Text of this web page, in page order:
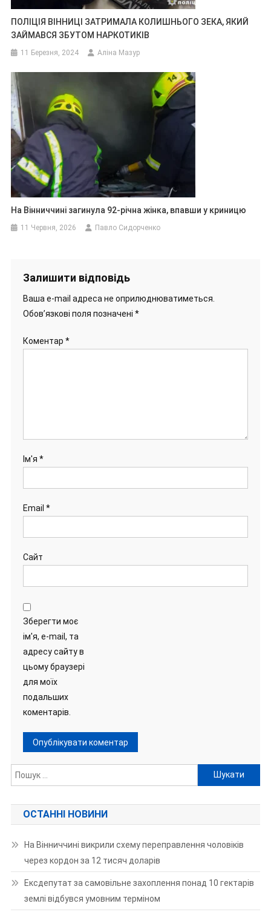
ПОЛІЦІЯ ВІННИЦІ ЗАТРИМАЛА КОЛИШНЬОГО ЗЕКА, ЯКИЙ
ЗАЙМАВСЯ ЗБУТОМ НАРКОТИКІВ
11 Березня, 2024 Аліна Мазур
На Вінниччині загинула 92-річна жінка, впавши у криницю
11 Червня, 2026 Павло Сидорченко
Залишити відповідь
Ваша e-mail адреса не оприлюднюватиметься.
Обов’язкові поля позначені *
Коментар *
Ім'я *
Email *
Сайт
Зберегти моє
ім'я, e-mail, та
адресу сайту в
цьому браузері
для моїх
подальших
коментарів.
Пошук:
ОСТАННІ НОВИНИ
На Вінниччині викрили схему переправлення чоловіків
через кордон за 12 тисяч доларів
Ексдепутат за самовільне захоплення понад 10 гектарів
землі відбувся умовним терміном